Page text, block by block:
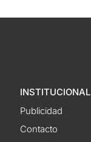
INSTITUCIONAL
Publicidad
Contacto